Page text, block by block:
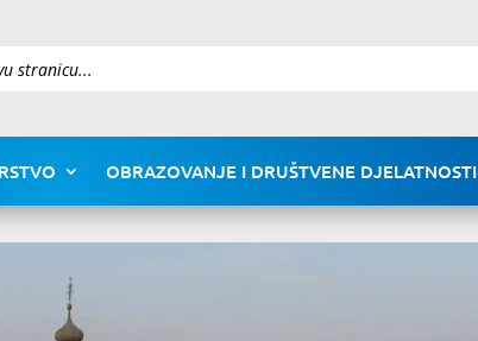
OBRAZOVANJE I DRUŠTVENE DJELATNOSTI